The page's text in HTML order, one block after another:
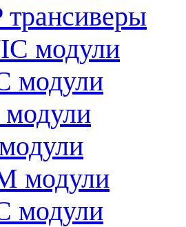
трансиверы
модули
модули
модули
модули